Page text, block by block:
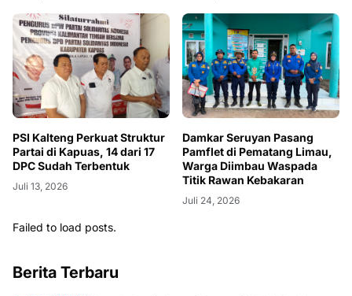
PSI Kalteng Perkuat Struktur
Partai di Kapuas, 14 dari 17
DPC Sudah Terbentuk
Juli 13, 2026
Damkar Seruyan Pasang
Pamflet di Pematang Limau,
Warga Diimbau Waspada
Titik Rawan Kebakaran
Juli 24, 2026
Failed to load posts.
Berita Terbaru